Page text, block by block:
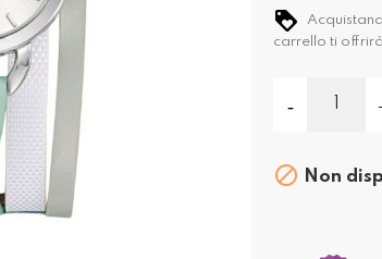
carrello ti offrirà
 Non